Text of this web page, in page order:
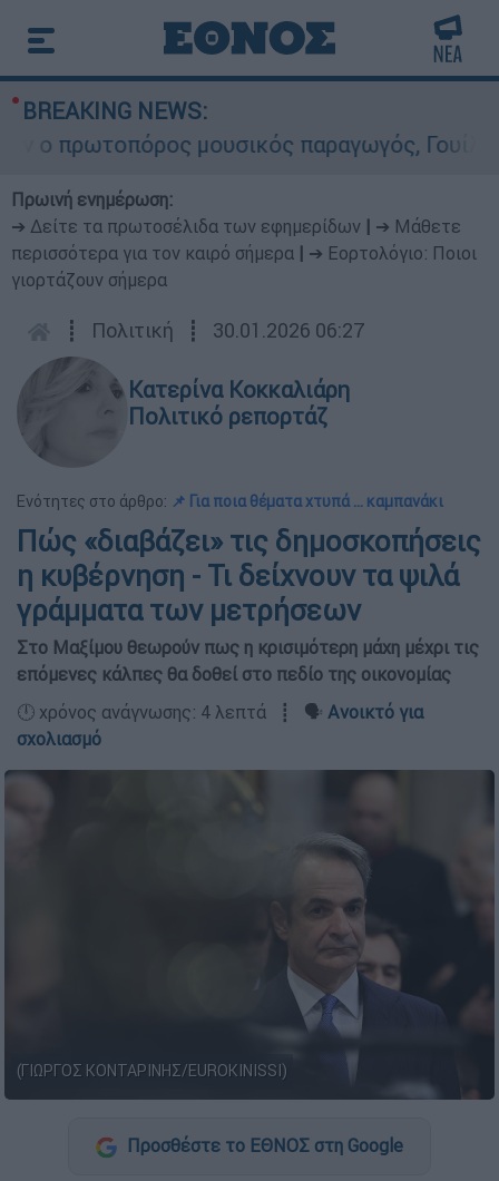
BREAKING NEWS:
μουσικός παραγωγός, Γουίλιαμ
Πρωινή ενημέρωση:
➔ Δείτε τα πρωτοσέλιδα των εφημερίδων
➔ Μάθετε
περισσότερα για τον καιρό σήμερα
➔ Εορτολόγιο: Ποιοι
γιορτάζουν σήμερα
┋ Πολιτική ┋ 30.01.2026 06:27
Κατερίνα Κοκκαλιάρη
Πολιτικό ρεπορτάζ
Ενότητες στο άρθρο: 📌 Για ποια θέματα χτυπά … καμπανάκι
Πώς «διαβάζει» τις δημοσκοπήσεις
η κυβέρνηση - Τι δείχνουν τα ψιλά
γράμματα των μετρήσεων
Στο Μαξίμου θεωρούν πως η κρισιμότερη μάχη μέχρι τις
επόμενες κάλπες θα δοθεί στο πεδίο της οικονομίας
🕛 χρόνος ανάγνωσης: 4 λεπτά ┋ 🗣️ Ανοικτό για
σχολιασμό
(ΓΙΩΡΓΟΣ ΚΟΝΤΑΡΙΝΗΣ/EUROKINISSI)
Προσθέστε το ΕΘΝΟΣ στη Google